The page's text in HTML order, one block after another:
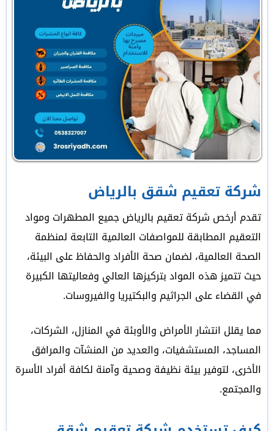
شركة تعقيم شقق بالرياض
تقدم أرخص شركة تعقيم بالرياض جميع المطهرات ومواد
التعقيم المطابقة للمواصفات العالمية التابعة لمنظمة
الصحة العالمية، لضمان صحة الأفراد والحفاظ على البيئة،
حيث تتميز هذه المواد بتركيزها العالي وفعاليتها الكبيرة
في القضاء على الجراثيم والبكتيريا والفيروسات.
مما يقلل انتشار الأمراض والأوبئة في المنازل، الشركات،
المساجد، المستشفيات، والعديد من المنشآت والمرافق
الأخرى، لتوفير بيئة نظيفة وصحية وآمنة لكافة أفراد الأسرة
والمجتمع.